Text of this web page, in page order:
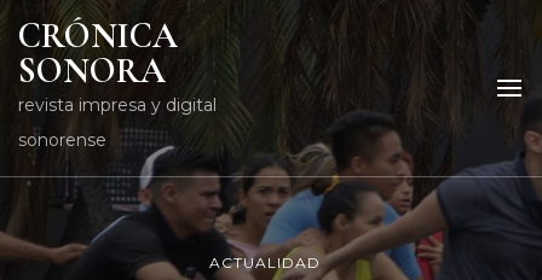
CRÓNICA
SONORA
revista impresa y digital
sonorense
ACTUALIDAD